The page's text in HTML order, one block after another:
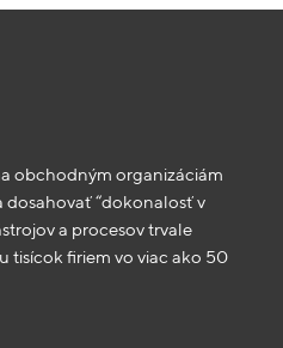
obchodným organizáciám
dosahovať “dokonalosť v
a procesov trvale
tisícok firiem vo viac ako 50